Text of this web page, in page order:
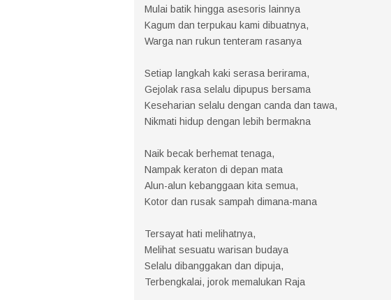
Mulai batik hingga asesoris lainnya
Kagum dan terpukau kami dibuatnya,
Warga nan rukun tenteram rasanya
Setiap langkah kaki serasa berirama,
Gejolak rasa selalu dipupus bersama
Keseharian selalu dengan canda dan tawa,
Nikmati hidup dengan lebih bermakna
Naik becak berhemat tenaga,
Nampak keraton di depan mata
Alun-alun kebanggaan kita semua,
Kotor dan rusak sampah dimana-mana
Tersayat hati melihatnya,
Melihat sesuatu warisan budaya
Selalu dibanggakan dan dipuja,
Terbengkalai, jorok memalukan Raja